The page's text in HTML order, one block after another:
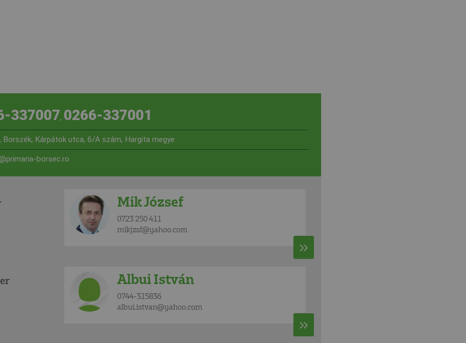
337007, 0266-337001
Borszék, Kárpátok utca, 6/A szám, Hargita megye
borsec.ro
Mik József
0723 250 411
mikjzsf@yahoo.com
Albui István
0744-315836
albui.istvan@yahoo.com